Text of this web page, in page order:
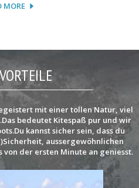
MORE
mit einer tollen Natur, viel
bedeutet Kitespaß pur und wir
kannst sicher sein, dass du
aussergewöhnlichen
von der ersten Minute an geniesst.